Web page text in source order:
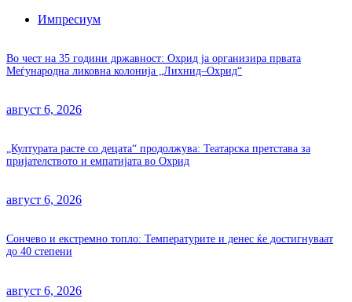
Импресиум
Во чест на 35 години државност: Охрид ја организира првата
Меѓународна ликовна колонија „Лихнид–Охрид“
август 6, 2026
„Културата расте со децата“ продолжува: Театарска претстава за
пријателството и емпатијата во Охрид
август 6, 2026
Сончево и екстремно топло: Температурите и денес ќе достигнуваат
до 40 степени
август 6, 2026